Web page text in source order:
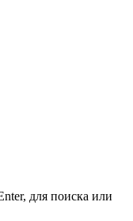
для поиска или